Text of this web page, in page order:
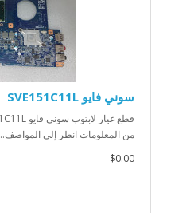
سوني فايو SVE151C11L
من المعلومات انظر إلى المواصف..
$0.00